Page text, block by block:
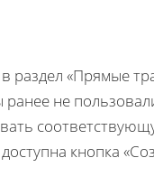
«Прямые
ранее не
кнопка